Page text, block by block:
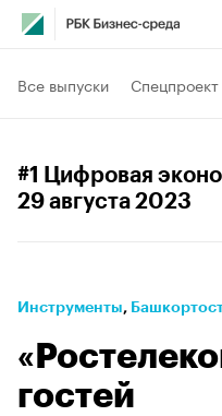
Все выпуски Спецпроект
#1 Цифровая
29 августа 2023
Инструменты⁠,
гостей